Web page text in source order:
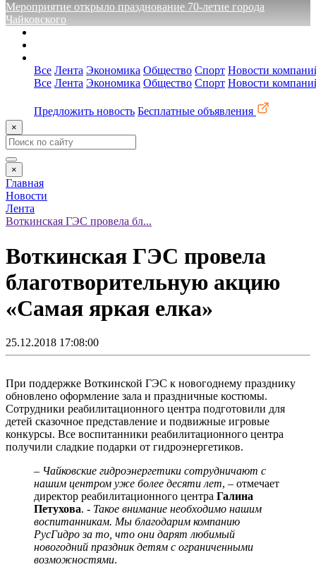
Мероприятие открыло празднование 70-летие города
Чайковского
Все Лента Экономика Общество Спорт Новости
Все Лента Экономика Общество Спорт Новости
Предложить новость Бесплатные объявления
×
×
Главная
Новости
Лента
Воткинская ГЭС провела бл...
Воткинская ГЭС провела
благотворительную акцию
«Самая яркая елка»
25.12.2018 17:08:00
При поддержке Воткинской ГЭС к новогоднему празднику
обновлено оформление зала и праздничные костюмы.
Сотрудники реабилитационного центра подготовили для
детей сказочное представление и подвижные игровые
конкурсы. Все воспитанники реабилитационного центра
получили сладкие подарки от гидроэнергетиков.
– Чайковские гидроэнергетики сотрудничают с
нашим центром уже более десяти лет, – отмечает
директор реабилитационного центра Галина
Петухова. - Такое внимание необходимо нашим
воспитанникам. Мы благодарим компанию
РусГидро за то, что они дарят любимый
новогодний праздник детям с ограниченными
возможностями.